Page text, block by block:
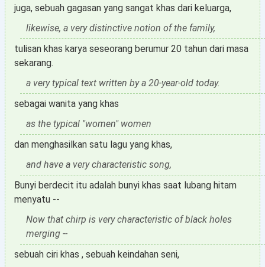
juga, sebuah gagasan yang sangat khas dari keluarga,
likewise, a very distinctive notion of the family,
tulisan khas karya seseorang berumur 20 tahun dari masa
sekarang.
a very typical text written by a 20-year-old today.
sebagai wanita yang khas
as the typical "women" women
dan menghasilkan satu lagu yang khas,
and have a very characteristic song,
Bunyi berdecit itu adalah bunyi khas saat lubang hitam
menyatu --
Now that chirp is very characteristic of black holes
merging --
sebuah ciri khas , sebuah keindahan seni,